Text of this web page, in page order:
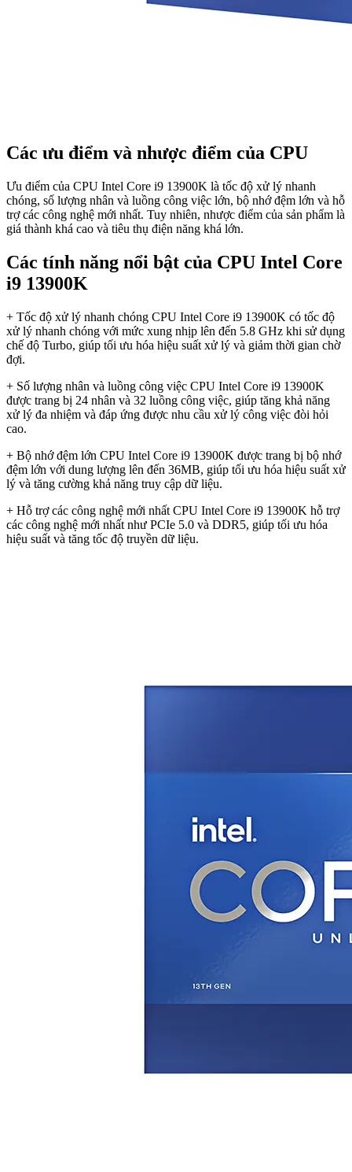
Các ưu điểm và nhược điểm của CPU
Ưu điểm của CPU Intel Core i9 13900K là tốc độ xử lý nhanh
chóng, số lượng nhân và luồng công việc lớn, bộ nhớ đệm lớn và hỗ
trợ các công nghệ mới nhất. Tuy nhiên, nhược điểm của sản phẩm là
giá thành khá cao và tiêu thụ điện năng khá lớn.
Các tính năng nổi bật của CPU Intel Core
i9 13900K
+ Tốc độ xử lý nhanh chóng CPU Intel Core i9 13900K có tốc độ
xử lý nhanh chóng với mức xung nhịp lên đến 5.8 GHz khi sử dụng
chế độ Turbo, giúp tối ưu hóa hiệu suất xử lý và giảm thời gian chờ
đợi.
+ Số lượng nhân và luồng công việc CPU Intel Core i9 13900K
được trang bị 24 nhân và 32 luồng công việc, giúp tăng khả năng
xử lý đa nhiệm và đáp ứng được nhu cầu xử lý công việc đòi hỏi
cao.
+ Bộ nhớ đệm lớn CPU Intel Core i9 13900K được trang bị bộ nhớ
đệm lớn với dung lượng lên đến 36MB, giúp tối ưu hóa hiệu suất xử
lý và tăng cường khả năng truy cập dữ liệu.
+ Hỗ trợ các công nghệ mới nhất CPU Intel Core i9 13900K hỗ trợ
các công nghệ mới nhất như PCIe 5.0 và DDR5, giúp tối ưu hóa
hiệu suất và tăng tốc độ truyền dữ liệu.